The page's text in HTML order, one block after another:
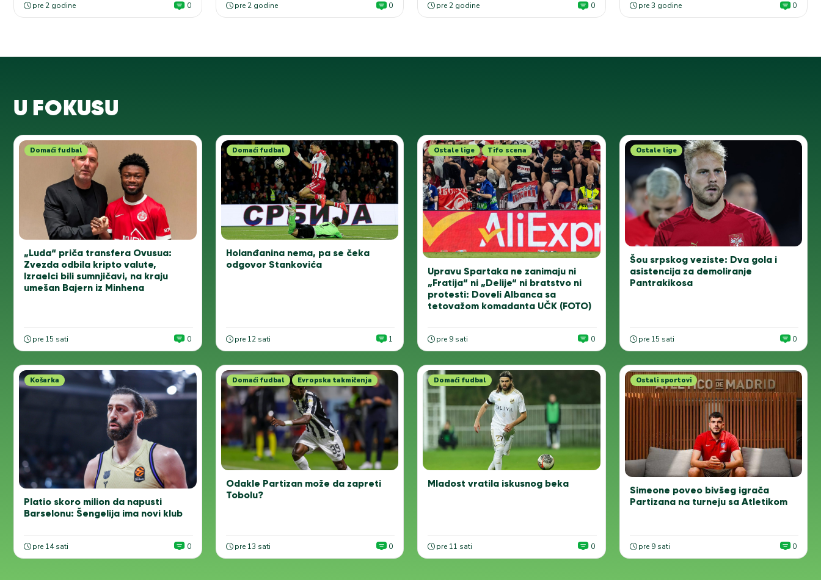
pre 2 godine 0 pre 2 godine 0 pre 2 godine 0 pre 3 godine 0
U FOKUSU
Domaći fudbal
„Luda“ priča transfera Ovusua:
Zvezda odbila kripto valute,
Izraelci bili sumnjičavi, na kraju
umešan Bajern iz Minhena
pre 15 sati 0
Domaći fudbal
Holanđanina nema, pa se čeka
odgovor Stankovića
pre 12 sati 1
Ostale lige Tifo scena
Upravu Spartaka ne zanimaju ni
„Fratija“ ni „Delije“ ni bratstvo ni
protesti: Doveli Albanca sa
tetovažom komadanta UČK (FOTO)
pre 9 sati 0
Ostale lige
Šou srpskog veziste: Dva gola i
asistencija za demoliranje
Pantrakikosa
pre 15 sati 0
Košarka
Platio skoro milion da napusti
Barselonu: Šengelija ima novi klub
pre 14 sati 0
Domaći fudbal Evropska takmičenja
Odakle Partizan može da zapreti
Tobolu?
pre 13 sati 0
Domaći fudbal
Mladost vratila iskusnog beka
pre 11 sati 0
Ostali sportovi
Simeone poveo bivšeg igrača
Partizana na turneju sa Atletikom
pre 9 sati 0